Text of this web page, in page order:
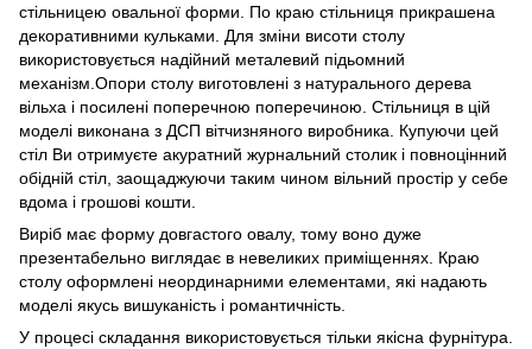
стільницею овальної форми. По краю стільниця прикрашена
декоративними кульками. Для зміни висоти столу
використовується надійний металевий підьомний
механізм.Опори столу виготовлені з натурального дерева
вільха і посилені поперечною поперечиною. Стільниця в цій
моделі виконана з ДСП вітчизняного виробника. Купуючи цей
стіл Ви отримуєте акуратний журнальний столик і повноцінний
обідній стіл, заощаджуючи таким чином вільний простір у себе
вдома і грошові кошти.
Виріб має форму довгастого овалу, тому воно дуже
презентабельно виглядає в невеликих приміщеннях. Краю
столу оформлені неординарними елементами, які надають
моделі якусь вишуканість і романтичність.
У процесі складання використовується тільки якісна фурнітура.